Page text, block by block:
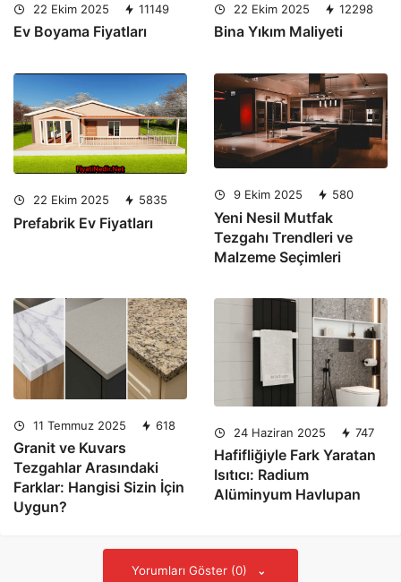
22 Ekim 2025 11149
Ev Boyama Fiyatları
22 Ekim 2025 12298
Bina Yıkım Maliyeti
22 Ekim 2025 5835
Prefabrik Ev Fiyatları
9 Ekim 2025 580
Yeni Nesil Mutfak
Tezgahı Trendleri ve
Malzeme Seçimleri
11 Temmuz 2025 618
Granit ve Kuvars
Tezgahlar Arasındaki
Farklar: Hangisi Sizin İçin
Uygun?
24 Haziran 2025 747
Hafifliğiyle Fark Yaratan
Isıtıcı: Radium
Alüminyum Havlupan
Yorumları Göster (0)